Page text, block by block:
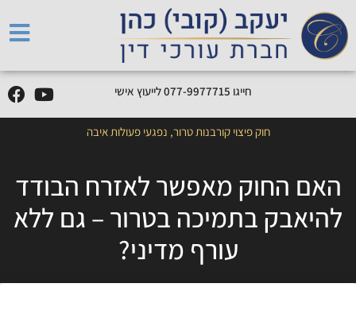
חייגו 077-9977715 לייעוץ אישי
חוק פיצוי קורבנות טרור, נפגעי פעולות איבה
האם החוק מאפשר לאזרח הבודד
להיאבק בתמיכה בטרור – גם ללא
עורף מדיני?